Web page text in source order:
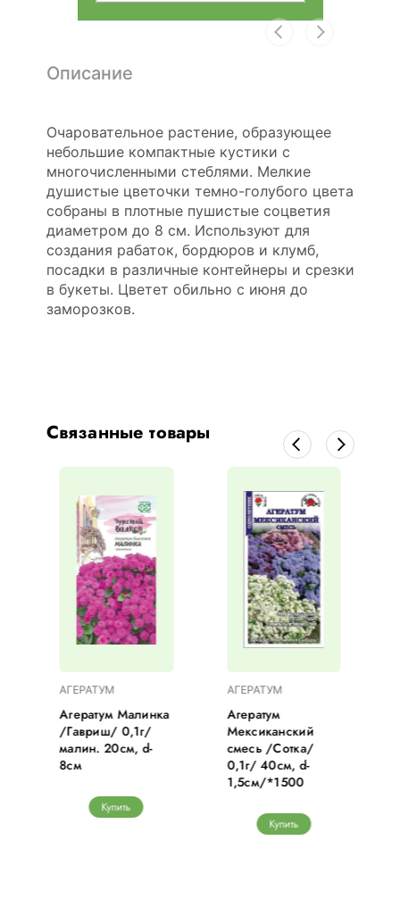
Описание
Очаровательное растение, образующее
небольшие компактные кустики с
многочисленными стеблями. Мелкие
душистые цветочки темно-голубого цвета
собраны в плотные пушистые соцветия
диаметром до 8 см. Используют для
создания рабаток, бордюров и клумб,
посадки в различные контейнеры и срезки
в букеты. Цветет обильно с июня до
заморозков.
Связанные товары
АГЕРАТУМ
Агератум Малинка
/Гавриш/ 0,1г/
малин. 20см, d-
8см
Купить
АГЕРАТУМ
Агератум
Мексиканский
смесь /Сотка/
0,1г/ 40см, d-
1,5см/*1500
Купить